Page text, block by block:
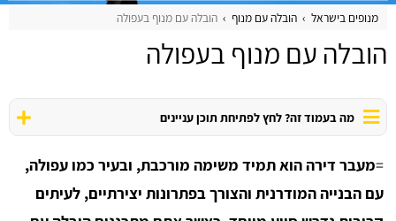
מנופים בישראל הובלה עם מנוף הובלה עם מנוף בעפולה
הובלה עם מנוף בעפולה
מה בעמוד זה? לחץ לפתיחת תוכן עניינים
=מעבר דירה הוא תמיד משימה מורכבת, ובעיר כמו עפולה,
עם הבנייה המודרנית והצורך בפתרונות יצירתיים, לעיתים